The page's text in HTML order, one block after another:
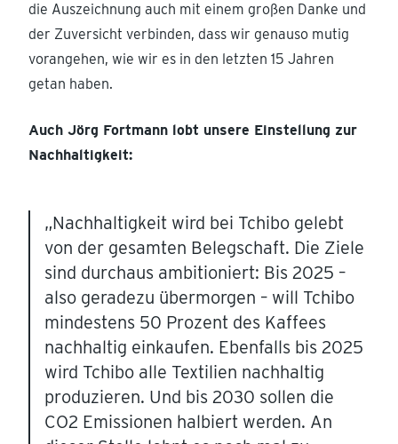
die Auszeichnung auch mit einem großen Danke und
der Zuver­sicht verbinden, dass wir genauso mutig
voran­gehen, wie wir es in den letzten 15 Jahren
getan haben.
Auch Jörg Fortmann lobt unsere Einstellung zur
Nachhaltigkeit:
„Nachhal­tigkeit wird bei Tchibo gelebt
von der gesamten Beleg­schaft. Die Ziele
sind durchaus ambitio­niert: Bis 2025 –
also geradezu übermorgen – will Tchibo
mindestens 50 Prozent des Kaffees
nachhaltig einkaufen. Ebenfalls bis 2025
wird Tchibo alle Textilien nachhaltig
produ­zieren. Und bis 2030 sollen die
CO2 Emissionen halbiert werden. An